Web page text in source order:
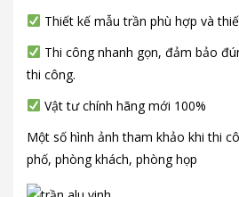
Thiết kế mẫu trần phù hợp và
Thi công nhanh gọn, đảm bảo
thi công.
Vật tư chính hãng mới 100%
Một số hình ảnh tham khảo khi thi
phố, phòng khách, phòng họp